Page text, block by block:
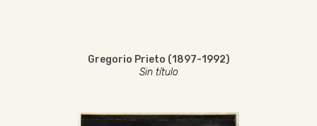
Gregorio Prieto (1897-1992)
Sin título